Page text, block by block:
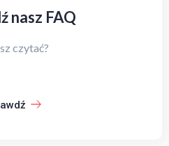
nasz FAQ
czytać?